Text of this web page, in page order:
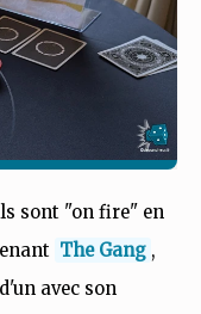
sont "on fire" en
The Gang ,
avec son